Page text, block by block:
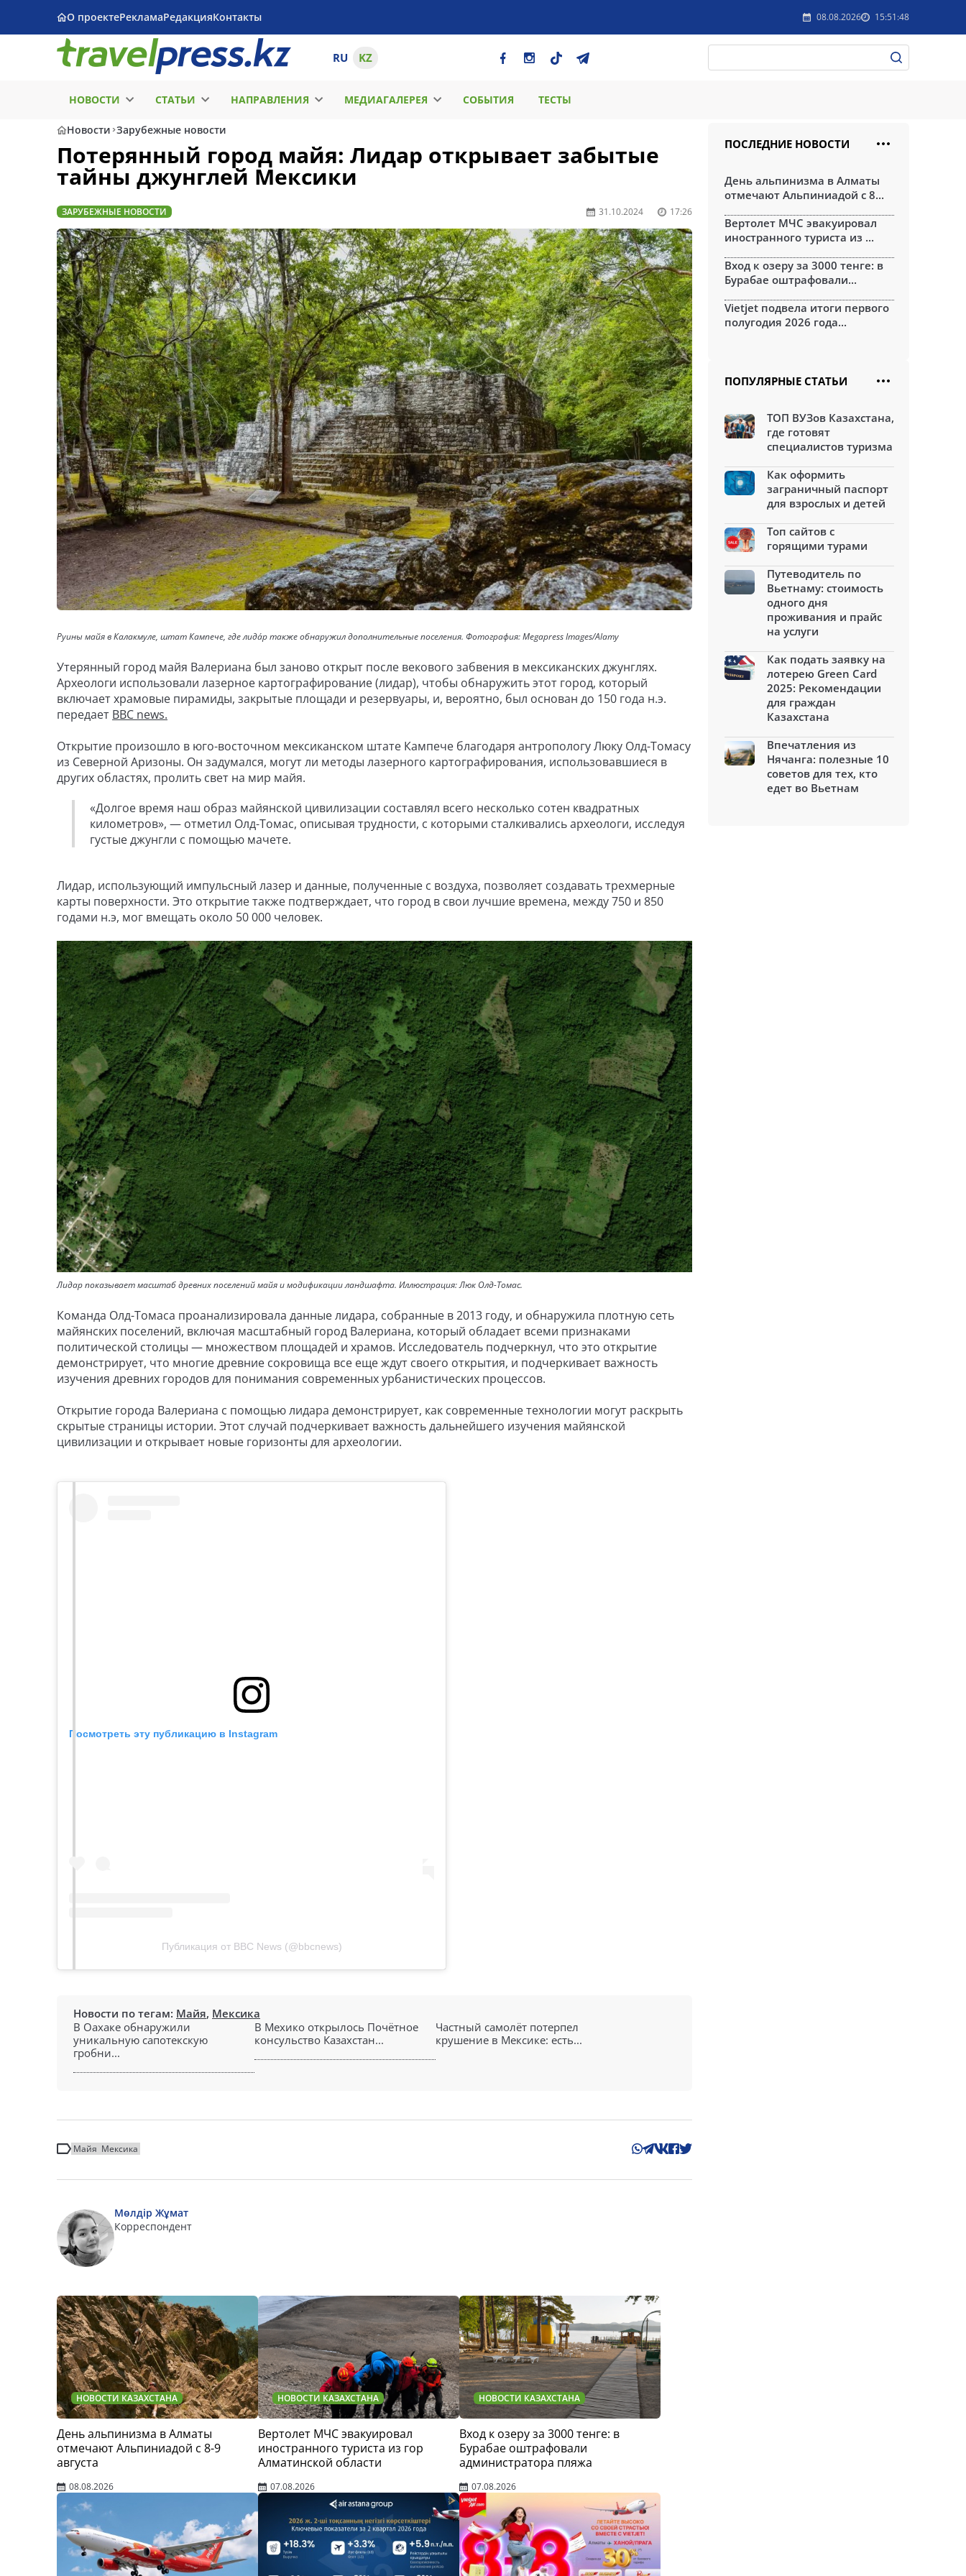
О проектеРекламаРедакцияКонтакты 08.08.2026 15:51:48
RU KZ
НОВОСТИ СТАТЬИ НАПРАВЛЕНИЯ МЕДИАГАЛЕРЕЯ СОБЫТИЯ ТЕСТЫ
Новости Зарубежные новости
Потерянный город майя: Лидар открывает забытые
тайны джунглей Мексики
ЗАРУБЕЖНЫЕ НОВОСТИ 31.10.2024 17:26
Руины майя в Калакмуле, штат Кампече, где лида́р также обнаружил дополнительные поселения. Фотография: Megapress Images/Alamy
Утерянный город майя Валериана был заново открыт после векового забвения в мексиканских джунглях.
Археологи использовали лазерное картографирование (лидар), чтобы обнаружить этот город, который
включает храмовые пирамиды, закрытые площади и резервуары, и, вероятно, был основан до 150 года н.э.
передает BBC news.
Открытие произошло в юго-восточном мексиканском штате Кампече благодаря антропологу Люку Олд-Томасу
из Северной Аризоны. Он задумался, могут ли методы лазерного картографирования, использовавшиеся в
других областях, пролить свет на мир майя.
«Долгое время наш образ майянской цивилизации составлял всего несколько сотен квадратных
километров», — отметил Олд-Томас, описывая трудности, с которыми сталкивались археологи, исследуя
густые джунгли с помощью мачете.
Лидар, использующий импульсный лазер и данные, полученные с воздуха, позволяет создавать трехмерные
карты поверхности. Это открытие также подтверждает, что город в свои лучшие времена, между 750 и 850
годами н.э, мог вмещать около 50 000 человек.
Лидар показывает масштаб древних поселений майя и модификации ландшафта. Иллюстрация: Люк Олд-Томас.
Команда Олд-Томаса проанализировала данные лидара, собранные в 2013 году, и обнаружила плотную сеть
майянских поселений, включая масштабный город Валериана, который обладает всеми признаками
политической столицы — множеством площадей и храмов. Исследователь подчеркнул, что это открытие
демонстрирует, что многие древние сокровища все еще ждут своего открытия, и подчеркивает важность
изучения древних городов для понимания современных урбанистических процессов.
Открытие города Валериана с помощью лидара демонстрирует, как современные технологии могут раскрыть
скрытые страницы истории. Этот случай подчеркивает важность дальнейшего изучения майянской
цивилизации и открывает новые горизонты для археологии.
Посмотреть эту публикацию в Instagram
Публикация от BBC News (@bbcnews)
Новости по тегам: Майя, Мексика
В Оахаке обнаружили
уникальную сапотекскую
гробни...
В Мехико открылось Почётное
консульство Казахстан...
Частный самолёт потерпел
крушение в Мексике: есть...
Майя Мексика
Мөлдір Жұмат
Корреспондент
НОВОСТИ КАЗАХСТАНА
День альпинизма в Алматы
отмечают Альпиниадой с 8-9
августа
08.08.2026
НОВОСТИ КАЗАХСТАНА
Вертолет МЧС эвакуировал
иностранного туриста из гор
Алматинской области
07.08.2026
НОВОСТИ КАЗАХСТАНА
Вход к озеру за 3000 тенге: в
Бурабае оштрафовали
администратора пляжа
07.08.2026
ПОСЛЕДНИЕ НОВОСТИ
День альпинизма в Алматы
отмечают Альпиниадой с 8...
Вертолет МЧС эвакуировал
иностранного туриста из ...
Вход к озеру за 3000 тенге: в
Бурабае оштрафовали...
Vietjet подвела итоги первого
полугодия 2026 года...
ПОПУЛЯРНЫЕ СТАТЬИ
ТОП ВУЗов Казахстана,
где готовят
специалистов туризма
Как оформить
заграничный паспорт
для взрослых и детей
Топ сайтов с
горящими турами
Путеводитель по
Вьетнаму: стоимость
одного дня
проживания и прайс
на услуги
Как подать заявку на
лотерею Green Card
2025: Рекомендации
для граждан
Казахстана
Впечатления из
Нячанга: полезные 10
советов для тех, кто
едет во Вьетнам